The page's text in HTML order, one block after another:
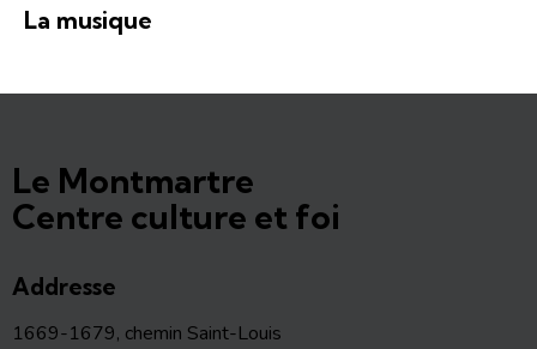
La musique
Le Montmartre
Centre culture et foi
Addresse
1669-1679, chemin Saint-Louis